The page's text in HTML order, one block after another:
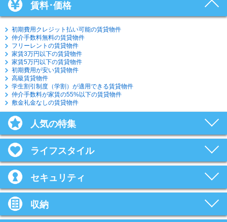
賃料･価格
初期費用クレジット払い可能の賃貸物件
仲介手数料無料の賃貸物件
フリーレントの賃貸物件
家賃3万円以下の賃貸物件
家賃5万円以下の賃貸物件
初期費用が安い賃貸物件
高級賃貸物件
学生割引制度（学割）が適用できる賃貸物件
仲介手数料が家賃の55%以下の賃貸物件
敷金礼金なしの賃貸物件
人気の特集
ライフスタイル
セキュリティ
収納